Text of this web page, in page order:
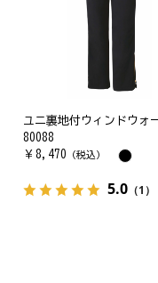
80088
￥ 8,470 （税込）
5.0 （1）